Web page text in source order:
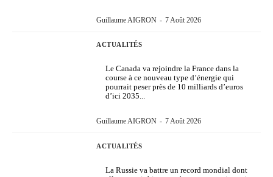
Guillaume AIGRON - 7 Août 2026
ACTUALITÉS
Le Canada va rejoindre la France dans la
course à ce nouveau type d’énergie qui
pourrait peser près de 10 milliards d’euros
d’ici 2035...
Guillaume AIGRON - 7 Août 2026
ACTUALITÉS
La Russie va battre un record mondial dont